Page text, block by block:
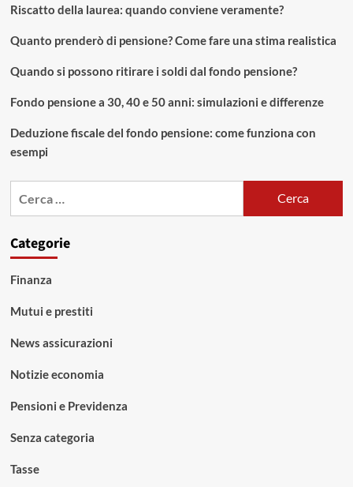
Riscatto della laurea: quando conviene veramente?
Quanto prenderò di pensione? Come fare una stima realistica
Quando si possono ritirare i soldi dal fondo pensione?
Fondo pensione a 30, 40 e 50 anni: simulazioni e differenze
Deduzione fiscale del fondo pensione: come funziona con
esempi
Categorie
Finanza
Mutui e prestiti
News assicurazioni
Notizie economia
Pensioni e Previdenza
Senza categoria
Tasse